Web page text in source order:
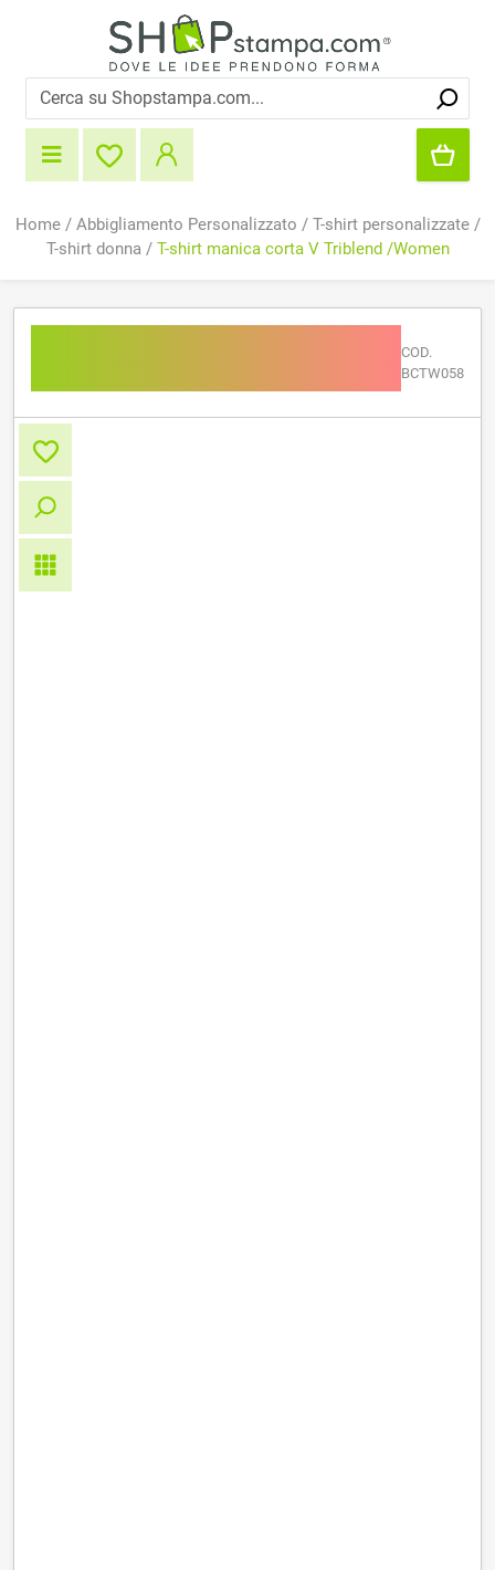
Home/ Abbigliamento Personalizzato / T-shirt personalizzate/
T-shirt donna/ T-shirt manica corta V Triblend /Women
COD.
BCTW058